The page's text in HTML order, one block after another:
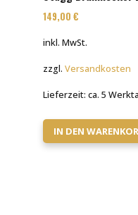
149,00 €
inkl. MwSt.
zzgl. Versandkosten
Lieferzeit: ca. 5
IN DEN